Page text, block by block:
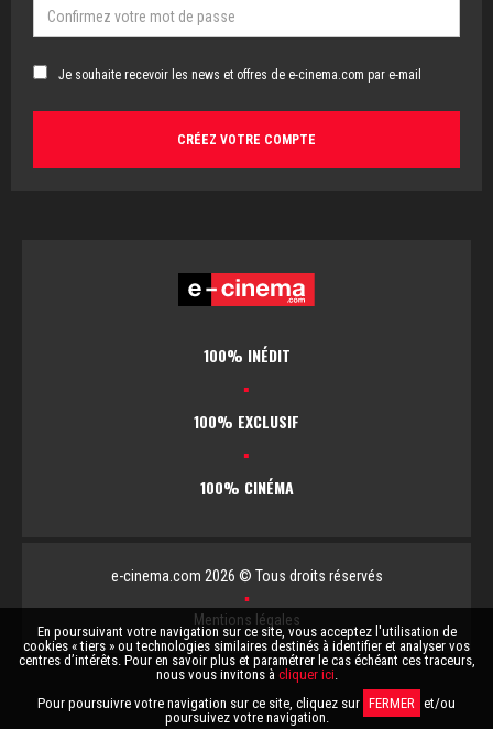
En poursuivant votre navigation sur ce site, vous acceptez l'utilisation de
cookies « tiers » ou technologies similaires destinés à identifier et analyser vos
centres d’intérêts. Pour en savoir plus et paramétrer le cas échéant ces traceurs,
nous vous invitons à cliquer ici.
Pour poursuivre votre navigation sur ce site, cliquez sur FERMER et/ou
poursuivez votre navigation.
Je souhaite recevoir les news et offres de e-cinema.com par e-mail
100% INÉDIT
▪
100% EXCLUSIF
▪
100% CINÉMA
e-cinema.com 2026 © Tous droits réservés
▪
Mentions légales